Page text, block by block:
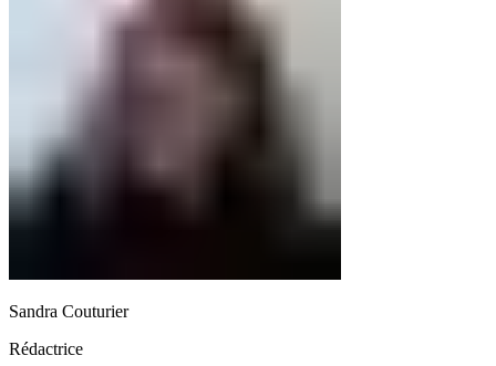
Sandra Couturier
Rédactrice